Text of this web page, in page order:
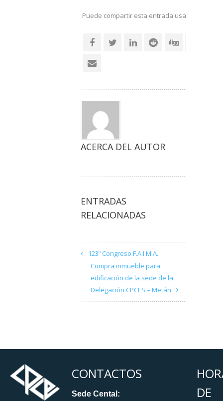
Puede compartir esta entrada usando sus
ACERCA DEL AUTOR
ENTRADAS
RELACIONADAS
123º Congreso F.A.I.M.A.
Compra inmueble para
edificación de la sede de la
Delegación CPCES – Metán
CONTACTOS
Sede Cental:
DE